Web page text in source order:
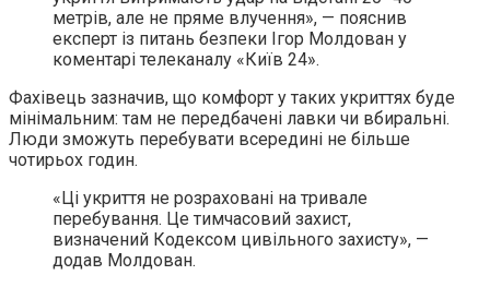
метрів, але не пряме влучення», — пояснив
експерт із питань безпеки Ігор Молдован у
коментарі телеканалу «Київ 24».
Фахівець зазначив, що комфорт у таких укриттях буде
мінімальним: там не передбачені лавки чи вбиральні.
Люди зможуть перебувати всередині не більше
чотирьох годин.
«Ці укриття не розраховані на тривале
перебування. Це тимчасовий захист,
визначений Кодексом цивільного захисту», —
додав Молдован.